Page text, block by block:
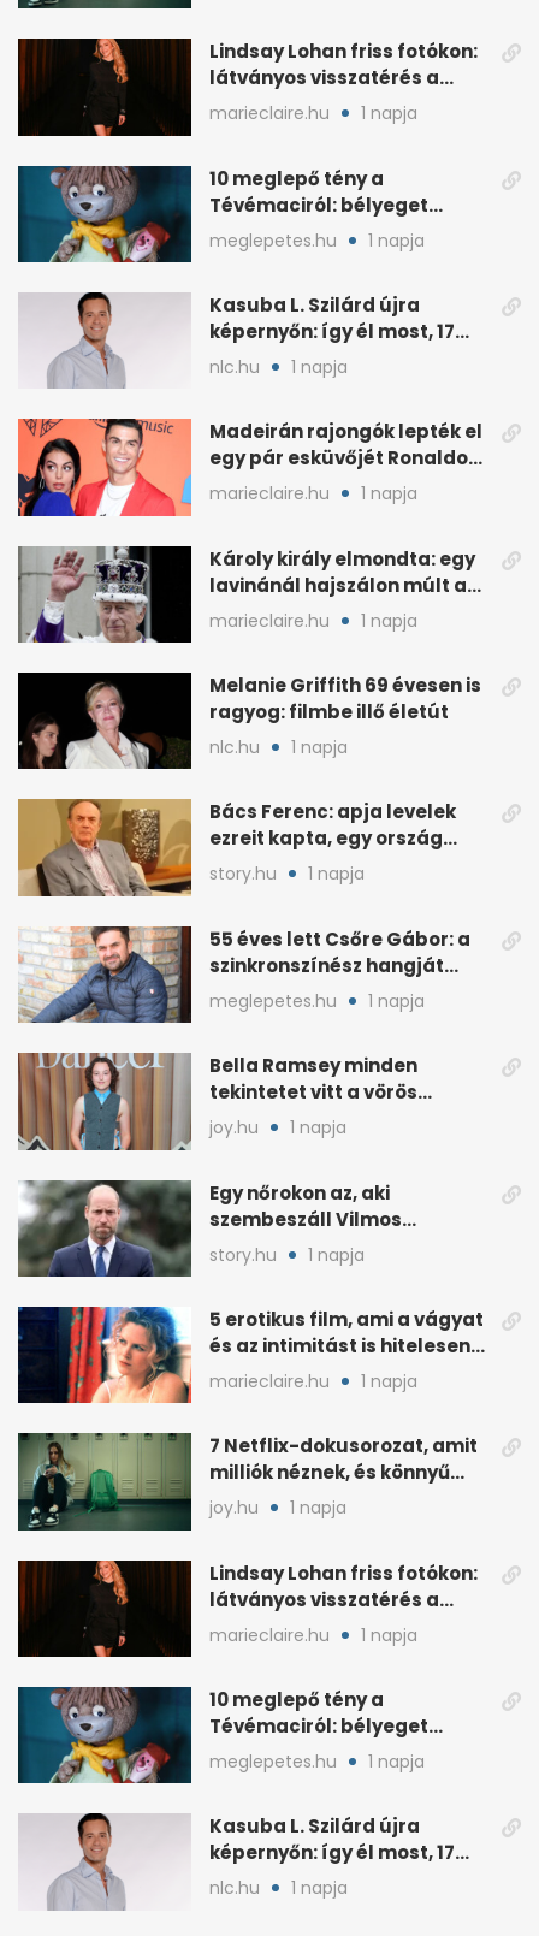
Lindsay Lohan friss fotókon:
látványos visszatérés a
reflektorfénybe
marieclaire.hu 1 napja
10 meglepő tény a
Tévémaciról: bélyeget
kapott, és az űrben is járt
meglepetes.hu 1 napja
Kasuba L. Szilárd újra
képernyőn: így él most, 17
éves a lánya
nlc.hu 1 napja
Madeirán rajongók lepték el
egy pár esküvőjét Ronaldo
miatt
marieclaire.hu 1 napja
Károly király elmondta: egy
lavinánál hajszálon múlt az
élete
marieclaire.hu 1 napja
Melanie Griffith 69 évesen is
ragyog: filmbe illő életút
nlc.hu 1 napja
Bács Ferenc: apja levelek
ezreit kapta, egy ország
rajongott érte
story.hu 1 napja
55 éves lett Csőre Gábor: a
szinkronszínész hangját
mindenki ismeri
meglepetes.hu 1 napja
Bella Ramsey minden
tekintetet vitt a vörös
szőnyegen, a kritikák
ellenére
joy.hu 1 napja
Egy nőrokon az, aki
szembeszáll Vilmos
herceggel, ha elszáll
story.hu 1 napja
5 erotikus film, ami a vágyat
és az intimitást is hitelesen
mutatja
marieclaire.hu 1 napja
7 Netflix-dokusorozat, amit
milliók néznek, és könnyű
rákattanni
joy.hu 1 napja
Lindsay Lohan friss fotókon:
látványos visszatérés a
reflektorfénybe
marieclaire.hu 1 napja
10 meglepő tény a
Tévémaciról: bélyeget
kapott, és az űrben is járt
meglepetes.hu 1 napja
Kasuba L. Szilárd újra
képernyőn: így él most, 17
éves a lánya
nlc.hu 1 napja